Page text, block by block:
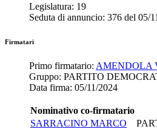
Legislatura: 19
Seduta di annuncio: 376 del 05/
Firmatari
Primo firmatario: AMENDOLA
Gruppo: PARTITO
Data firma: 05/11/2024
Nominativo co-firmatario
SARRACINO MARCO